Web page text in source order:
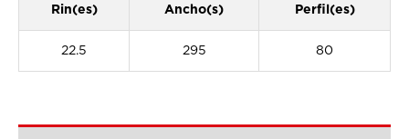
Rin(es) Ancho(s) Perfil(es)
22.5 295 80